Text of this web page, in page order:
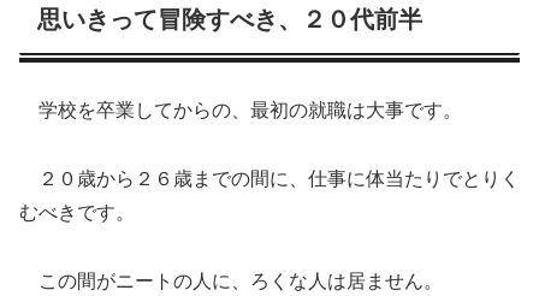
思いきって冒険すべき、２０代前半
学校を卒業してからの、最初の就職は大事です。
２０歳から２６歳までの間に、仕事に体当たりでとりく
むべきです。
この間がニートの人に、ろくな人は居ません。